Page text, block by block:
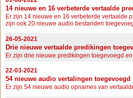
14 nieuwe en 16 verbeterde vertaalde
Er zijn 14 nieuwe en 16 verbeterde vertaalde
zijn ook 20 nieuwe audio bestanden
26-05-2021
Drie nieuwe vertaalde predikingen
Er zijn drie nieuwe predikingen toegevoegd
22-03-2021
54 nieuwe audio vertalingen toegevoegd
Er zijn 54 nieuwe audio opnames van